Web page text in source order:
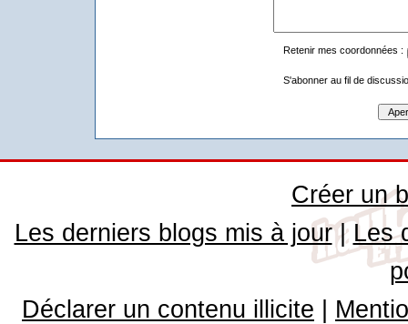
Retenir mes coordonnées :
S'abonner au fil de
Créer un
Les derniers blogs mis à jour| Les
Déclarer un contenu illicite